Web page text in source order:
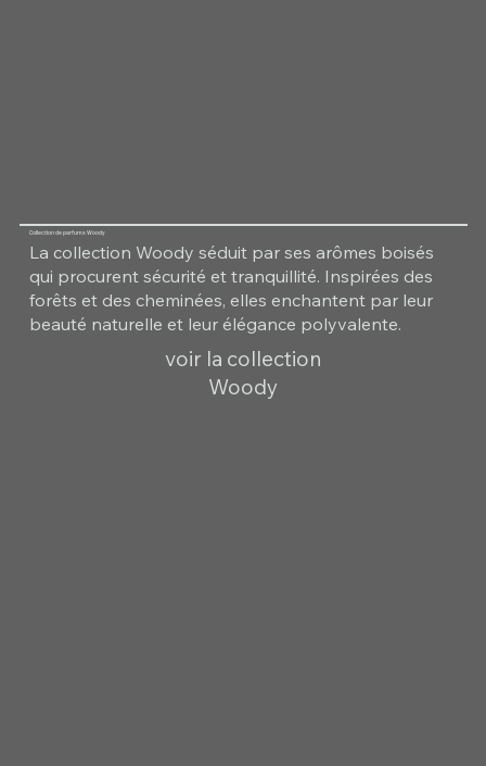
Collection de parfums Woody
La collection Woody séduit par ses arômes boisés
qui procurent sécurité et tranquillité. Inspirées des
forêts et des cheminées, elles enchantent par leur
beauté naturelle et leur élégance polyvalente.
voir la collection
Woody